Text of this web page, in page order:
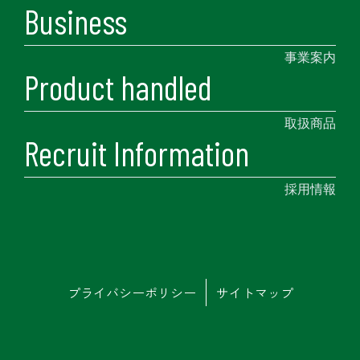
Business
事業案内
Product handled
取扱商品
Recruit Information
採用情報
プライバシーポリシー サイトマップ